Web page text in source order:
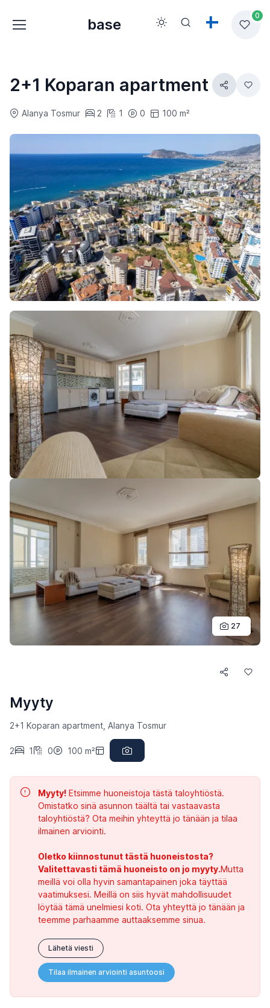
base
0
2+1 Koparan apartment
Alanya Tosmur 2 1 0 100 m²
27
Myyty
2+1 Koparan apartment, Alanya Tosmur
2 1 0 100 m²
Myyty! Etsimme huoneistoja tästä taloyhtiöstä.
Omistatko sinä asunnon täältä tai vastaavasta
taloyhtiöstä? Ota meihin yhteyttä jo tänään ja tilaa
ilmainen arviointi.
Oletko kiinnostunut tästä huoneistosta?
Valitettavasti tämä huoneisto on jo myyty.Mutta
meillä voi olla hyvin samantapainen joka täyttää
vaatimuksesi. Meillä on siis hyvät mahdollisuudet
löytää tämä unelmiesi koti. Ota yhteyttä jo tänään ja
teemme parhaamme auttaaksemme sinua.
Lähetä viesti
Tilaa ilmainen arviointi asuntoosi